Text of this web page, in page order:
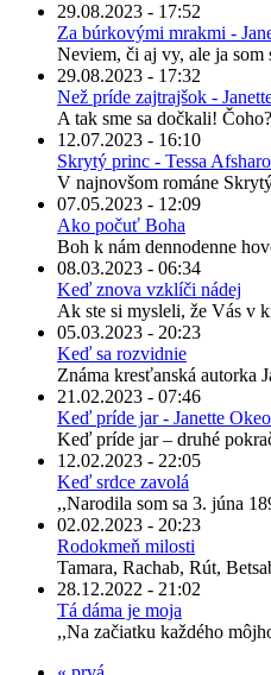
29.08.2023 - 17:52
Za búrkovými mrakmi -
Neviem, či aj vy, ale ja som
29.08.2023 - 17:32
Než príde zajtrajšok -
A tak sme sa dočkali!
12.07.2023 - 16:10
Skrytý princ - Tessa
V najnovšom románe
07.05.2023 - 12:09
Ako počuť Boha
Boh k nám dennodenne
08.03.2023 - 06:34
Keď znova vzklíči nádej
Ak ste si mysleli, že Vás v
05.03.2023 - 20:23
Keď sa rozvidnie
Známa kresťanská autorka
21.02.2023 - 07:46
Keď príde jar - Janette
Keď príde jar – druhé
12.02.2023 - 22:05
Keď srdce zavolá
,,Narodila som sa 3. júna
02.02.2023 - 20:23
Rodokmeň milosti
Tamara, Rachab, Rút,
28.12.2022 - 21:02
Tá dáma je moja
,,Na začiatku každého